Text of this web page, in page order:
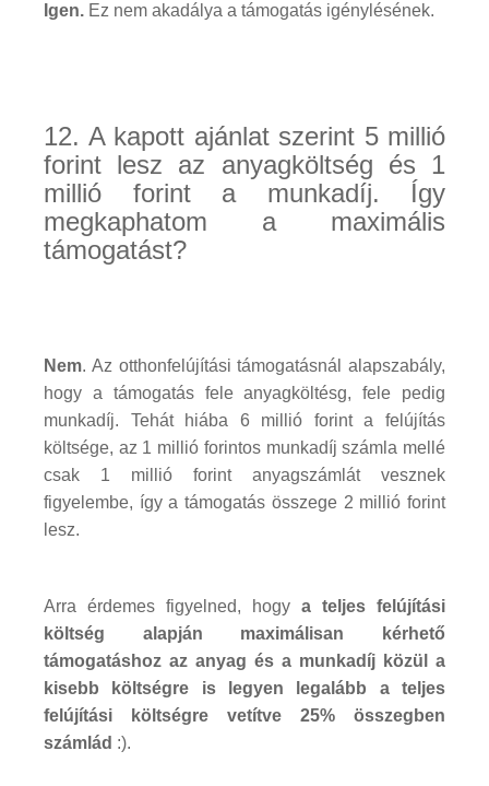
Igen. Ez nem akadálya a támogatás igénylésének.
12. A kapott ajánlat szerint 5 millió
forint lesz az anyagköltség és 1
millió forint a munkadíj. Így
megkaphatom a maximális
támogatást?
Nem. Az otthonfelújítási támogatásnál alapszabály,
hogy a támogatás fele anyagköltésg, fele pedig
munkadíj. Tehát hiába 6 millió forint a felújítás
költsége, az 1 millió forintos munkadíj számla mellé
csak 1 millió forint anyagszámlát vesznek
figyelembe, így a támogatás összege 2 millió forint
lesz.
Arra érdemes figyelned, hogy a teljes felújítási
költség alapján maximálisan kérhető
támogatáshoz az anyag és a munkadíj közül a
kisebb költségre is legyen legalább a teljes
felújítási költségre vetítve 25% összegben
számlád :).